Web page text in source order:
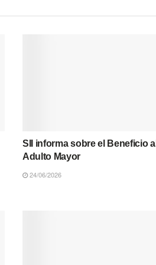
SII informa sobre el Beneficio al
Adulto Mayor
24/06/2026